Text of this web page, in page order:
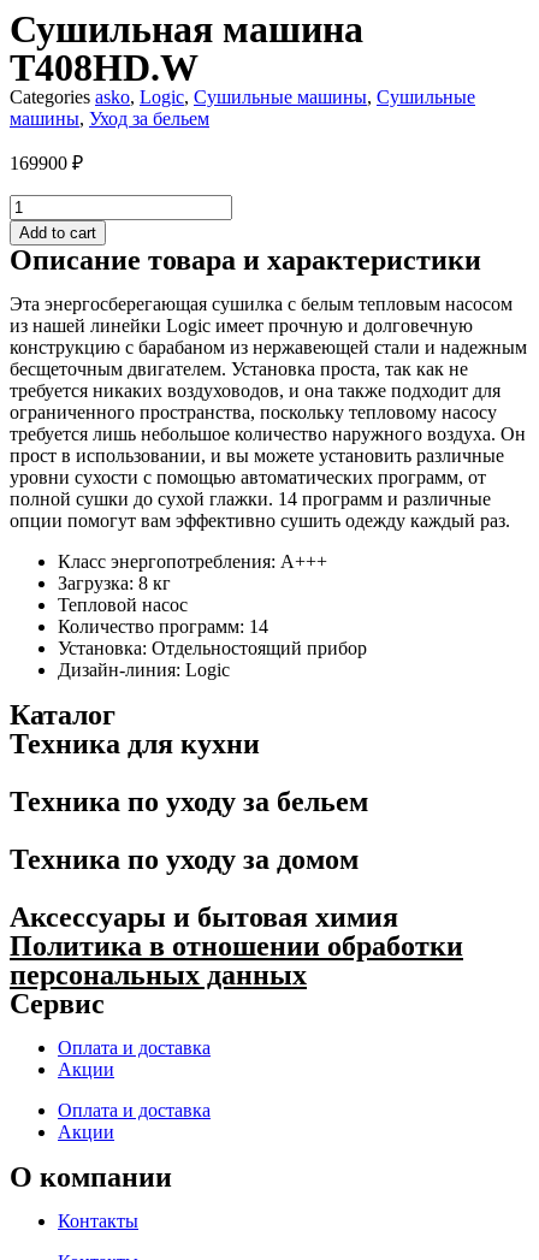
Сушильная машина
T408HD.W
Categories asko, Logic, Сушильные машины, Сушильные
машины, Уход за бельем
169900 ₽
Сушильная
машина
T408HD.W
quantity
Add to cart
Описание товара и характеристики
Эта энергосберегающая сушилка с белым тепловым насосом
из нашей линейки Logic имеет прочную и долговечную
конструкцию с барабаном из нержавеющей стали и надежным
бесщеточным двигателем. Установка проста, так как не
требуется никаких воздуховодов, и она также подходит для
ограниченного пространства, поскольку тепловому насосу
требуется лишь небольшое количество наружного воздуха. Он
прост в использовании, и вы можете установить различные
уровни сухости с помощью автоматических программ, от
полной сушки до сухой глажки. 14 программ и различные
опции помогут вам эффективно сушить одежду каждый раз.
Класс энергопотребления: A+++
Загрузка: 8 кг
Тепловой насос
Количество программ: 14
Установка: Отдельностоящий прибор
Дизайн-линия: Logic
Каталог
Техника для кухни
Техника по уходу за бельем
Техника по уходу за домом
Аксессуары и бытовая химия
Политика в отношении обработки
персональных данных
Сервис
Оплата и доставка
Акции
Оплата и доставка
Акции
О компании
Контакты